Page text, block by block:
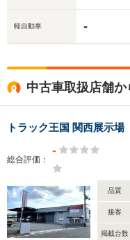
軽自動車 -
中古車取扱店舗か
トラック王国 関西展示場
総合評価：
-
品質
接客
掲載台数